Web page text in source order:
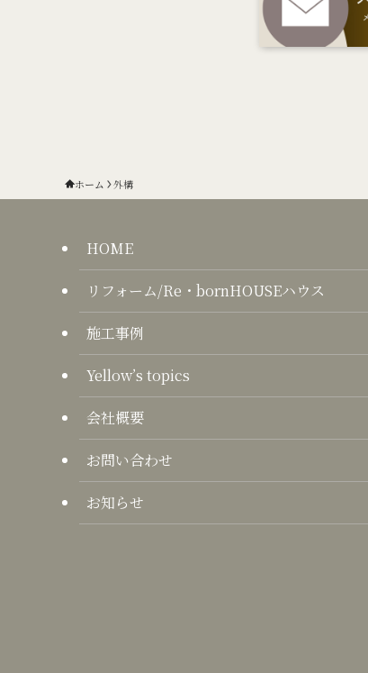
ホーム 外構
HOME
リフォーム/Re・bornHOUSEハウス
施工事例
Yellow’s topics
会社概要
お問い合わせ
お知らせ